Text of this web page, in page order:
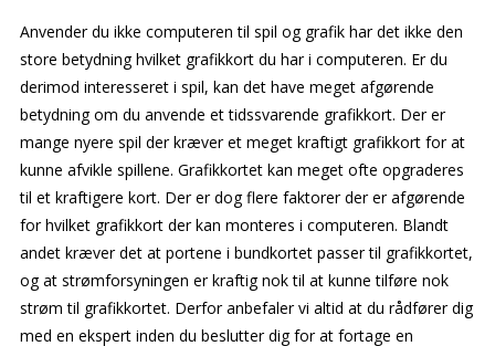
Anvender du ikke computeren til spil og grafik har det ikke den
store betydning hvilket grafikkort du har i computeren. Er du
derimod interesseret i spil, kan det have meget afgørende
betydning om du anvende et tidssvarende grafikkort. Der er
mange nyere spil der kræver et meget kraftigt grafikkort for at
kunne afvikle spillene. Grafikkortet kan meget ofte opgraderes
til et kraftigere kort. Der er dog flere faktorer der er afgørende
for hvilket grafikkort der kan monteres i computeren. Blandt
andet kræver det at portene i bundkortet passer til grafikkortet,
og at strømforsyningen er kraftig nok til at kunne tilføre nok
strøm til grafikkortet. Derfor anbefaler vi altid at du rådfører dig
med en ekspert inden du beslutter dig for at fortage en